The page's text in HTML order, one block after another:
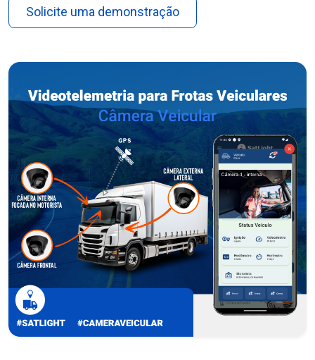
Solicite uma demonstração